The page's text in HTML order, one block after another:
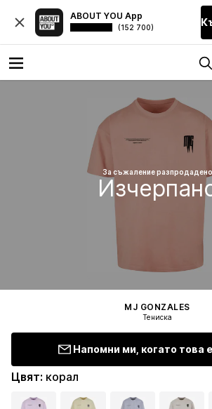
ABOUT YOU App
(152 700)
За съжаление разпродадено
MJ GONZALES
Тениска
Напомни ми, когато това
Цвят: корал